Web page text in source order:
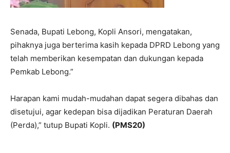
Senada, Bupati Lebong, Kopli Ansori, mengatakan,
pihaknya juga berterima kasih kepada DPRD Lebong yang
telah memberikan kesempatan dan dukungan kepada
Pemkab Lebong.”
Harapan kami mudah-mudahan dapat segera dibahas dan
disetujui, agar kedepan bisa dijadikan Peraturan Daerah
(Perda),” tutup Bupati Kopli. (PMS20)